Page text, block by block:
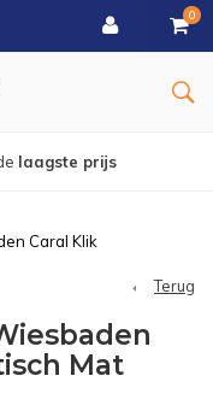
0
€ 150
Caral Klik
Terug
Mat